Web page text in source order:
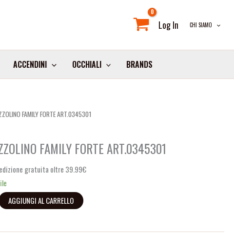
Log In CHI SIAMO
ACCENDINI OCCHIALI BRANDS
FAMILY FORTE ART.0345301
FAMILY FORTE ART.0345301
gratuita oltre 39.99€
AGGIUNGI AL CARRELLO